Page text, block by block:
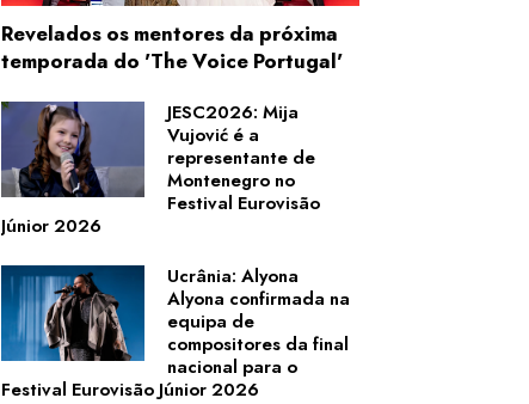
Revelados os mentores da próxima
temporada do 'The Voice Portugal'
JESC2026: Mija
Vujović é a
representante de
Montenegro no
Festival Eurovisão
Júnior 2026
Ucrânia: Alyona
Alyona confirmada na
equipa de
compositores da final
nacional para o
Festival Eurovisão Júnior 2026